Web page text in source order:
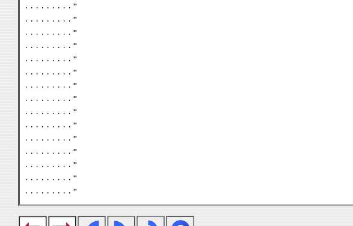
· · · · · · · · · "
· · · · · · · · · "
· · · · · · · · · "
· · · · · · · · · "
· · · · · · · · · "
· · · · · · · · · "
· · · · · · · · · "
· · · · · · · · · "
· · · · · · · · · "
· · · · · · · · · "
· · · · · · · · · "
· · · · · · · · · "
· · · · · · · · · "
· · · · · · · · · "
· · · · · · · · · "